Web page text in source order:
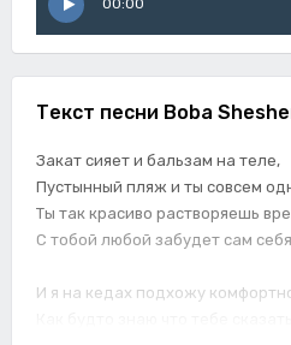
00:00
Текст песни Boba
Закат сияет и бальзам на теле,
Пустынный пляж и ты совсем
Ты так красиво растворяешь
С тобой любой забудет сам
И я на кедах подхожу